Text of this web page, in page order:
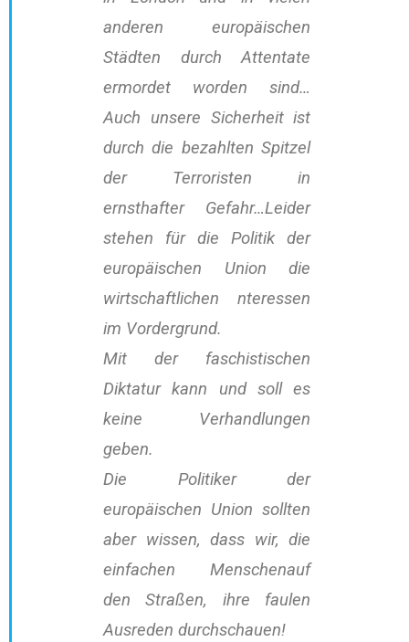
anderen europäischen
Städten durch Attentate
ermordet worden sind…
Auch unsere Sicherheit ist
durch die bezahlten Spitzel
der Terroristen in
ernsthafter Gefahr…Leider
stehen für die Politik der
europäischen Union die
wirtschaftlichen nteressen
im Vordergrund.
Mit der faschistischen
Diktatur kann und soll es
keine Verhandlungen
geben.
Die Politiker der
europäischen Union sollten
aber wissen, dass wir, die
einfachen Menschenauf
den Straßen, ihre faulen
Ausreden durchschauen!